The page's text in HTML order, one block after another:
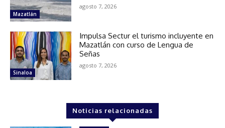
Mazatlán
agosto 7, 2026
Sinaloa
Impulsa Sectur el turismo incluyente en
Mazatlán con curso de Lengua de
Señas
agosto 7, 2026
Noticias relacionadas